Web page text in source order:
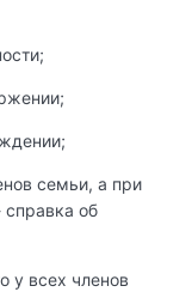
семьи, а при
об
у всех членов